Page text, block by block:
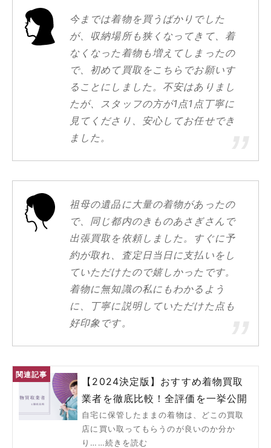
今までは着物を買うばかりでした
が、収納場所も狭くなってきて、着
なくなった着物も増えてしまったの
で、初めて買取をこちらでお願いす
ることにしました。不安はありまし
たが、スタッフの方が1点1点丁寧に
見てくださり、安心してお任せでき
ました。
祖母の遺品に大量の着物があったの
で、同じ都内のきものあさぎさんで
出張買取を依頼しました。すぐに予
約が取れ、査定日当日に支払いをし
ていただけたので嬉しかったです。
着物に無知識の私にもわかるよう
に、丁寧に説明していただけた点も
好印象です。
【2024決定版】おすすめ着物買取
業者を徹底比較！全評価を一挙公開
自宅に保管したままの着物は、どこの買取
店に買い取ってもらうのが良いのか分か
り……続きを読む